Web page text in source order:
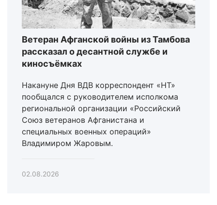
Ветеран Афганской войны из Тамбова
рассказал о десантной службе и
киносъёмках
Накануне Дня ВДВ корреспондент «НТ»
пообщался с руководителем исполкома
региональной организации «Российский
Союз ветеранов Афганистана и
специальных военных операций»
Владимиром Жаровым.
02.08.2026